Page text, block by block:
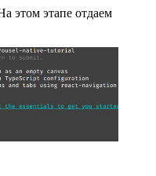
этом этапе отдаем